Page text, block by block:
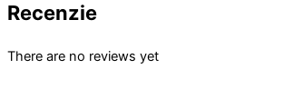
Recenzie
There are no reviews yet